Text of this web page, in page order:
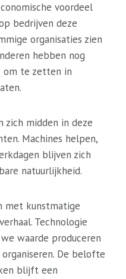
voordeel
bedrijven deze
organisaties zien
hebben nog
om te zetten in
zich midden in deze
Machines helpen,
blijven zich
natuurlijkheid.
met kunstmatige
Technologie
waarde produceren
De belofte
blijft een